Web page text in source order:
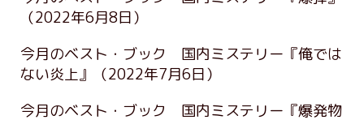
（2022年6月8日）
今月のベスト・ブック 国内ミステリー『俺では
ない炎上』
（2022年7月6日）
今月のベスト・ブック 国内ミステリー『爆発物